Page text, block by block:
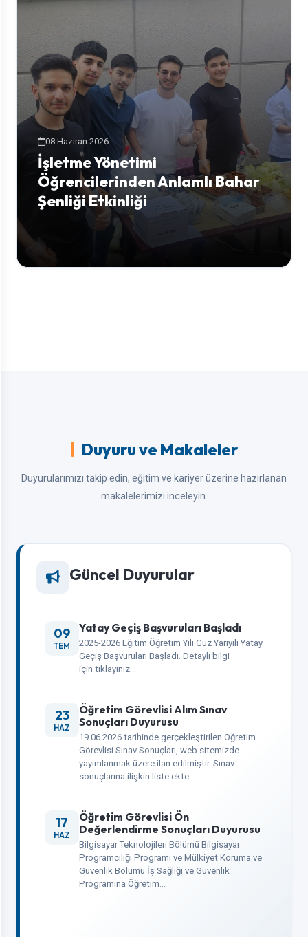
08 Haziran 2026
İşletme Yönetimi
Öğrencilerinden Anlamlı Bahar
Şenliği Etkinliği
Duyuru ve Makaleler
Duyurularımızı takip edin, eğitim ve kariyer üzerine hazırlanan
makalelerimizi inceleyin.
Güncel Duyurular
09
TEM
Yatay Geçiş Başvuruları Başladı
2025-2026 Eğitim Öğretim Yılı Güz Yarıyılı Yatay
Geçiş Başvuruları Başladı. Detaylı bilgi
için tıklayınız…
23
HAZ
Öğretim Görevlisi Alım Sınav
Sonuçları Duyurusu
19.06.2026 tarihinde gerçekleştirilen Öğretim
Görevlisi Sınav Sonuçları, web sitemizde
yayımlanmak üzere ilan edilmiştir. Sınav
sonuçlarına ilişkin liste ekte…
17
HAZ
Öğretim Görevlisi Ön
Değerlendirme Sonuçları Duyurusu
Bilgisayar Teknolojileri Bölümü Bilgisayar
Programcılığı Programı ve Mülkiyet Koruma ve
Güvenlik Bölümü İş Sağlığı ve Güvenlik
Programına Öğretim…